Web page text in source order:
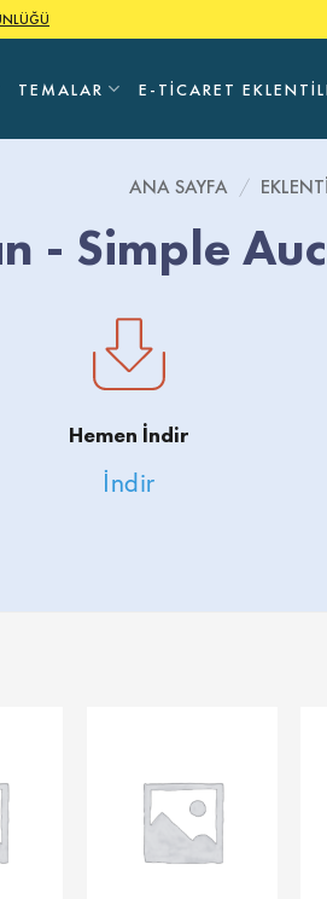
TEMALAR E-TICARET
ANA SAYFA /
- Simple
Hemen İndir
İndir